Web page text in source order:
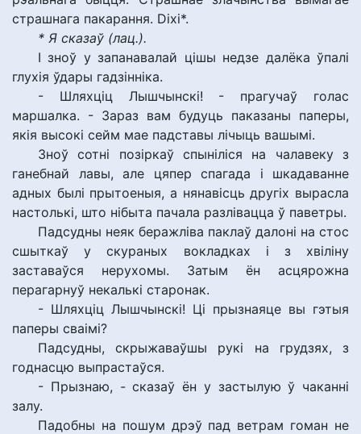
страшнага пакарання. Dіхі*.
* Я сказаў (лац.).
І зноў у запанавалай цішы недзе далёка ўпалі
глухія ўдары гадзінніка.
- Шляхціц Лышчынскі! - прагучаў голас
маршалка. - Зараз вам будуць паказаны паперы,
якія высокі сейм мае падставы лічыць вашымі.
Зноў сотні позіркаў спыніліся на чалавеку з
ганебнай лавы, але цяпер спагада і шкадаванне
адных былі прытоеныя, а нянавісць другіх вырасла
настолькі, што нібыта пачала разлівацца ў паветры.
Падсудны неяк беражліва паклаў далоні на стос
сшыткаў у скураных вокладках і з хвіліну
заставаўся нерухомы. Затым ён асцярожна
перагарнуў некалькі старонак.
- Шляхціц Лышчынскі! Ці прызнаяце вы гэтыя
паперы сваімі?
Падсудны, скрыжаваўшы рукі на грудзях, з
годнасцю выпрастаўся.
- Прызнаю, - сказаў ён у застылую ў чаканні
залу.
Падобны на пошум дрэў пад ветрам гоман не